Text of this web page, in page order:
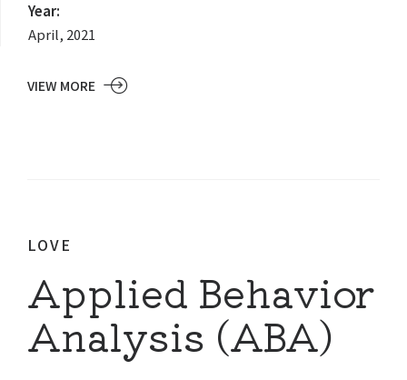
Year:
April, 2021
VIEW MORE
LOVE
Applied Behavior
Analysis (ABA)